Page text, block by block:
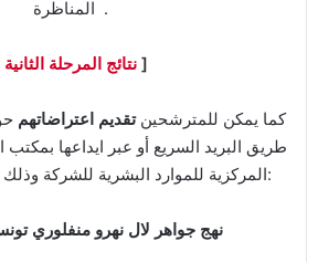
المناظرة .
نتائج المرحلة الثانية ]
كما يمكن للمترشحينتقديم اعتراضاتهم
طريق البريد السريع أو عبر ايداعها بمكتب
المركزية للموارد البشرية للشركة وذلك على العنوان التالي:
23 نهج جواهر لال نهرو منفلوري تونس